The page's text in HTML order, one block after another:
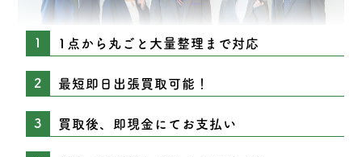
1点から丸ごと大量整理まで対応
最短即日出張買取可能！
買取後、即現金にてお支払い